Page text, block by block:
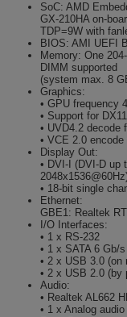
SoC: AMD
GX-210HA on-
TDP=9W with
BIOS: AMI UEFI
Memory: One
DIMM supported
(system max. 8
Graphics:
• GPU frequency
• Support for
• UVD4.2 decode
• VCE 2.0
Display Out:
• DVI-I (DVI-D up
• 18-bit single
Ethernet:
GBE1: Realtek
I/O Interfaces:
• 1 x RS-232
• 1 x SATA 6 Gb/
• 2 x USB 3.0 (on
• 2 x USB 2.0 (by
Audio:
• Realtek AL662
• 1 x Analog